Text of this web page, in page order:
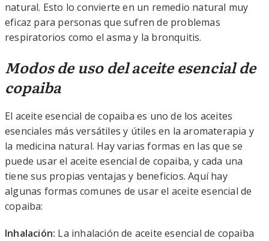
natural. Esto lo convierte en un remedio natural muy
eficaz para personas que sufren de problemas
respiratorios como el asma y la bronquitis.
Modos de uso del aceite esencial de
copaiba
El aceite esencial de copaiba es uno de los aceites
esenciales más versátiles y útiles en la aromaterapia y
la medicina natural. Hay varias formas en las que se
puede usar el aceite esencial de copaiba, y cada una
tiene sus propias ventajas y beneficios. Aquí hay
algunas formas comunes de usar el aceite esencial de
copaiba:
Inhalación: La inhalación de aceite esencial de copaiba